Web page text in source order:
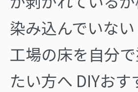
染み込んでいない
工場の床を自分
たい方へ DIYお